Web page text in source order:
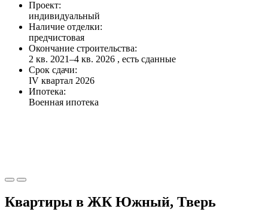
Проект:
индивидуальный
Наличие отделки:
предчистовая
Окончание строительства:
2 кв. 2021–4 кв. 2026 , есть сданные
Срок сдачи:
IV квартал 2026
Ипотека:
Военная ипотека
Квартиры в ЖК Южный, Тверь